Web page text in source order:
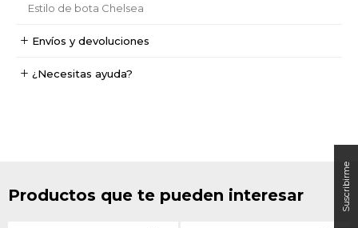
Estilo de bota Chelsea
Envíos y devoluciones
¿Necesitas ayuda?
Productos que te pueden interesar